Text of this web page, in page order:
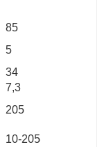
85
5
34
7,3
205
10-205